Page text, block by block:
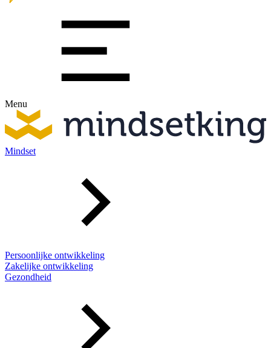
Menu
Mindset
Persoonlijke ontwikkeling
Zakelijke ontwikkeling
Gezondheid